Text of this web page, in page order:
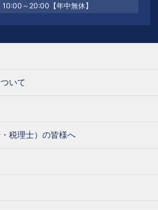
10:00～20:00【年中無休】
いて
税理士）の皆様へ